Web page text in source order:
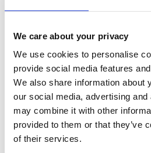
We care about your privacy
We use cookies to personalise
provide social media features
We also share information about
our social media, advertising
may combine it with other
provided to them or that they’ve
of their services.
σήμερα χρησιμοποιείται πέρα
πολλούς άλλους σκοπούς όπως
αρχιτεκτονικά σχέδια,
επαυξημένη πραγματικότητα
αποσκοπεί στο να δείξει πως
να προστεθεί pathfinding,
παιχνιδιού να μπορούν να